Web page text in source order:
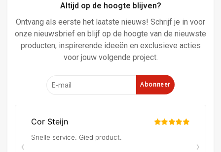
Altijd op de hoogte blijven?
Ontvang als eerste het laatste nieuws! Schrijf je in voor
onze nieuwsbrief en blijf op de hoogte van de nieuwste
producten, inspirerende ideeën en exclusieve acties
voor jouw volgende project.
Abonneer